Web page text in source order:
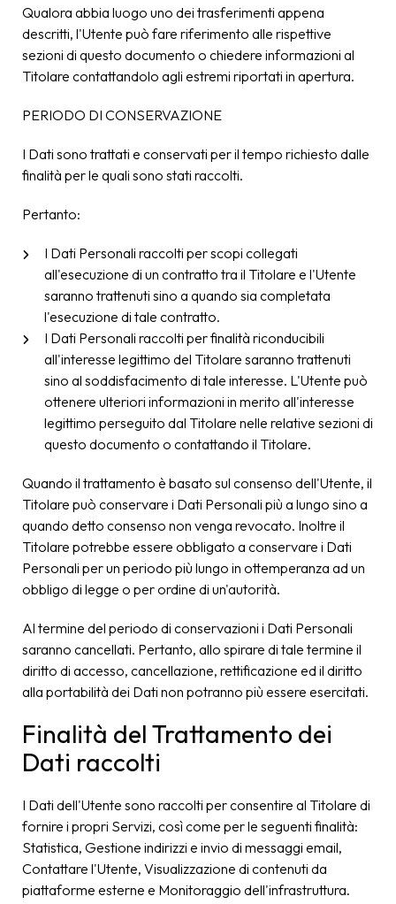
Qualora abbia luogo uno dei trasferimenti appena
descritti, l'Utente può fare riferimento alle rispettive
sezioni di questo documento o chiedere informazioni al
Titolare contattandolo agli estremi riportati in apertura.
PERIODO DI CONSERVAZIONE
I Dati sono trattati e conservati per il tempo richiesto dalle
finalità per le quali sono stati raccolti.
Pertanto:
I Dati Personali raccolti per scopi collegati
all'esecuzione di un contratto tra il Titolare e l'Utente
saranno trattenuti sino a quando sia completata
l'esecuzione di tale contratto.
I Dati Personali raccolti per finalità riconducibili
all'interesse legittimo del Titolare saranno trattenuti
sino al soddisfacimento di tale interesse. L'Utente può
ottenere ulteriori informazioni in merito all'interesse
legittimo perseguito dal Titolare nelle relative sezioni di
questo documento o contattando il Titolare.
Quando il trattamento è basato sul consenso dell'Utente, il
Titolare può conservare i Dati Personali più a lungo sino a
quando detto consenso non venga revocato. Inoltre il
Titolare potrebbe essere obbligato a conservare i Dati
Personali per un periodo più lungo in ottemperanza ad un
obbligo di legge o per ordine di un'autorità.
Al termine del periodo di conservazioni i Dati Personali
saranno cancellati. Pertanto, allo spirare di tale termine il
diritto di accesso, cancellazione, rettificazione ed il diritto
alla portabilità dei Dati non potranno più essere esercitati.
Finalità del Trattamento dei
Dati raccolti
I Dati dell'Utente sono raccolti per consentire al Titolare di
fornire i propri Servizi, così come per le seguenti finalità:
Statistica, Gestione indirizzi e invio di messaggi email,
Contattare l'Utente, Visualizzazione di contenuti da
piattaforme esterne e Monitoraggio dell'infrastruttura.